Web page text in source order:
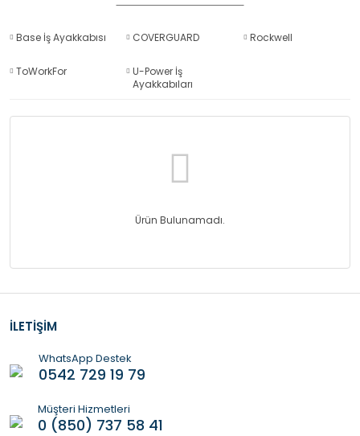
Base İş Ayakkabısı COVERGUARD Rockwell
ToWorkFor
U-Power İş
Ayakkabıları
Ürün Bulunamadı.
İLETİŞİM
WhatsApp Destek
0542 729 19 79
Müşteri Hizmetleri
0 (850) 737 58 41